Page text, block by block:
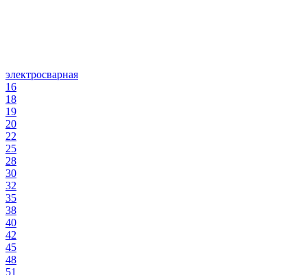
электросварная
16
18
19
20
22
25
28
30
32
35
38
40
42
45
48
51